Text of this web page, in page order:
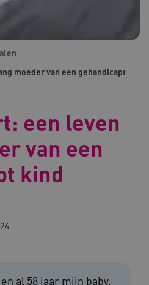
moeder van een gehandicapt
een leven
van een
kind
al 58 jaar mijn baby.